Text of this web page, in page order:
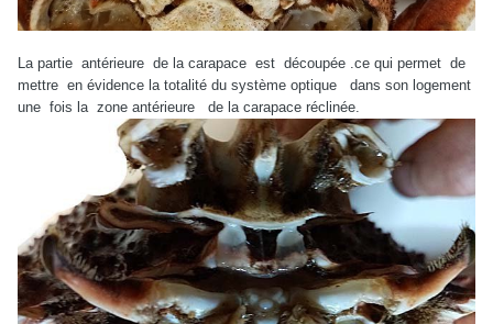
La partie antérieure de la carapace est découpée .ce qui permet de
mettre en évidence la totalité du système optique
dans son logement
une fois la zone antérieure de la carapace réclinée.